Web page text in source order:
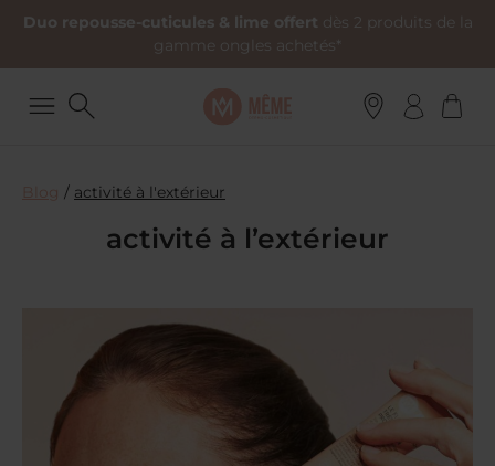
Duo repousse-cuticules & lime offert dès 2 produits de la
gamme ongles achetés*
Blog / activité à l'extérieur
activité à l’extérieur